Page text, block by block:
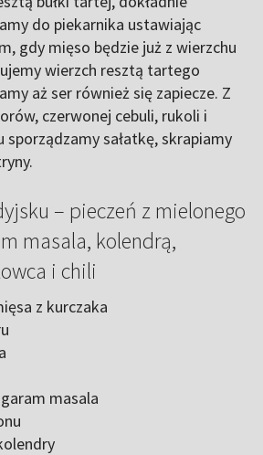
do piekarnika ustawiając
gdy mięso będzie już z wierzchu
wierzch resztą tartego
aż ser również się zapiecze. Z
czerwonej cebuli, rukoli i
sporządzamy sałatkę, skrapiamy
– pieczeń z mielonego
masala, kolendrą,
i chili
z kurczaka
masala